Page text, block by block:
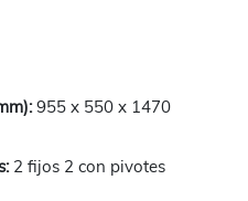
955 x 550 x 1470
2 fijos 2 con pivotes